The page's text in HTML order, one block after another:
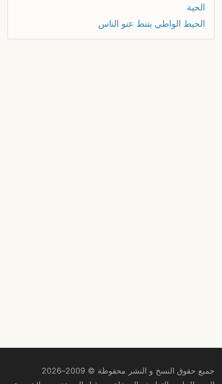
الحية
الحيط الواطي بتنط عنو الناس
جميع حقوق النسخ و النشر محفوظة © 2009–2026